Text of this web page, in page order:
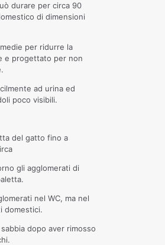
durare per circa 90
di dimensioni
per ridurre la
e progettato per non
ad urina ed
poco visibili.
del gatto fino a
gli agglomerati di
nel WC, ma nel
domestici.
dopo aver rimosso